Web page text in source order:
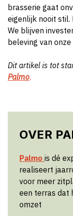
brasserie gaat
eigenlijk nooit stil.
We blijven
beleving van onze
Dit artikel is tot
Palmo.
OVER
Palmo is dé
realiseert
voor meer
een terras dat
omzet